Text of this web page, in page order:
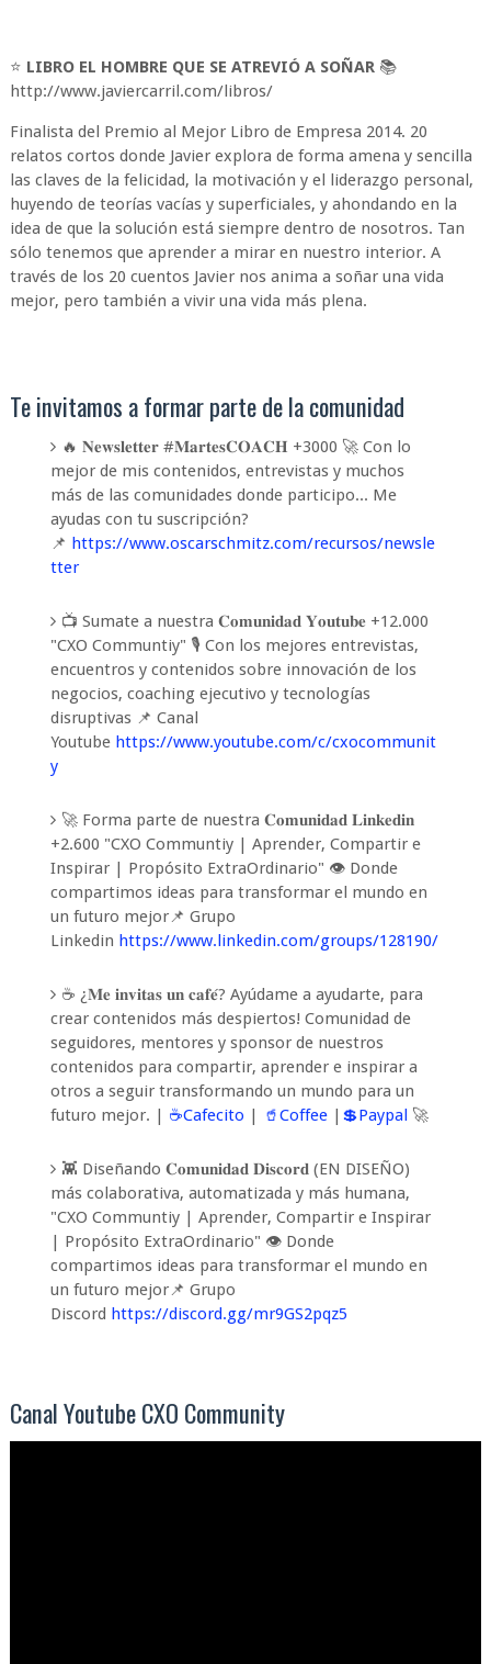
⭐ LIBRO EL HOMBRE QUE SE ATREVIÓ A SOÑAR📚
http://www.javiercarril.com/libros/
Finalista del Premio al Mejor Libro de Empresa 2014. 20
relatos cortos donde Javier explora de forma amena y sencilla
las claves de la felicidad, la motivación y el liderazgo personal,
huyendo de teorías vacías y superficiales, y ahondando en la
idea de que la solución está siempre dentro de nosotros. Tan
sólo tenemos que aprender a mirar en nuestro interior. A
través de los 20 cuentos Javier nos anima a soñar una vida
mejor, pero también a vivir una vida más plena.
Te invitamos a formar parte de la comunidad
🔥 𝐍𝐞𝐰𝐬𝐥𝐞𝐭𝐭𝐞𝐫 #𝐌𝐚𝐫𝐭𝐞𝐬𝐂𝐎𝐀𝐂𝐇 +3000 🚀 Con lo
mejor de mis contenidos, entrevistas y muchos
más de las comunidades donde participo... Me
ayudas con tu suscripción?
📌 https://www.oscarschmitz.com/recursos/newsle
tter
📺 Sumate a nuestra 𝐂𝐨𝐦𝐮𝐧𝐢𝐝𝐚𝐝 𝐘𝐨𝐮𝐭𝐮𝐛𝐞 +12.000
"CXO Communtiy" 🎙️ Con los mejores entrevistas,
encuentros y contenidos sobre innovación de los
negocios, coaching ejecutivo y tecnologías
disruptivas 📌 Canal
Youtube https://www.youtube.com/c/cxocommunit
y
🚀 Forma parte de nuestra 𝐂𝐨𝐦𝐮𝐧𝐢𝐝𝐚𝐝 𝐋𝐢𝐧𝐤𝐞𝐝𝐢𝐧
+2.600 "CXO Communtiy | Aprender, Compartir e
Inspirar | Propósito ExtraOrdinario" 👁️ Donde
compartimos ideas para transformar el mundo en
un futuro mejor📌 Grupo
Linkedin https://www.linkedin.com/groups/128190/
☕ ¿𝐌𝐞 𝐢𝐧𝐯𝐢𝐭𝐚𝐬 𝐮𝐧 𝐜𝐚𝐟𝐞́? Ayúdame a ayudarte, para
crear contenidos más despiertos! Comunidad de
seguidores, mentores y sponsor de nuestros
contenidos para compartir, aprender e inspirar a
otros a seguir transformando un mundo para un
futuro mejor. | ☕Cafecito | 🥤Coffee | 💲Paypal 🚀
👾 Diseñando 𝐂𝐨𝐦𝐮𝐧𝐢𝐝𝐚𝐝 𝐃𝐢𝐬𝐜𝐨𝐫𝐝 (EN DISEÑO)
más colaborativa, automatizada y más humana,
"CXO Communtiy | Aprender, Compartir e Inspirar
| Propósito ExtraOrdinario" 👁️ Donde
compartimos ideas para transformar el mundo en
un futuro mejor📌 Grupo
Discord https://discord.gg/mr9GS2pqz5
Canal Youtube CXO Community